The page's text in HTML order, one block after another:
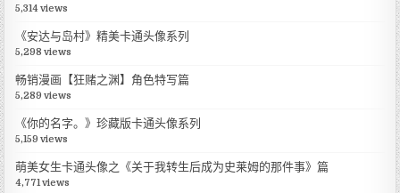
5,314 views
《安达与岛村》精美卡通头像系列
5,298 views
畅销漫画【狂赌之渊】角色特写篇
5,289 views
《你的名字。》珍藏版卡通头像系列
5,159 views
萌美女生卡通头像之《关于我转生后成为史莱姆的那件事》篇
4,771 views